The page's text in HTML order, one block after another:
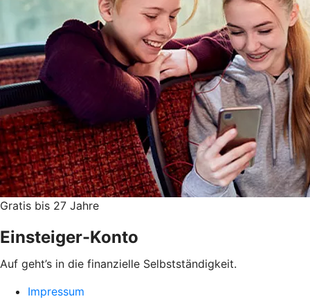
Gratis bis 27 Jahre
Einsteiger-Konto
Auf geht’s in die finanzielle Selbstständigkeit.
Impressum